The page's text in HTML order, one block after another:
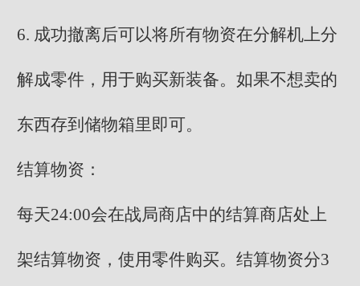
6. 成功撤离后可以将所有物资在分解机上分
解成零件，用于购买新装备。如果不想卖的
东西存到储物箱里即可。
结算物资：
每天24:00会在战局商店中的结算商店处上
架结算物资，使用零件购买。结算物资分3